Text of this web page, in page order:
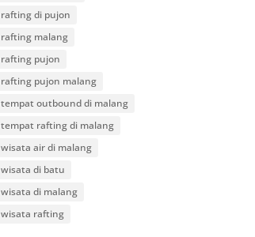
rafting di pujon
rafting malang
rafting pujon
rafting pujon malang
tempat outbound di malang
tempat rafting di malang
wisata air di malang
wisata di batu
wisata di malang
wisata rafting